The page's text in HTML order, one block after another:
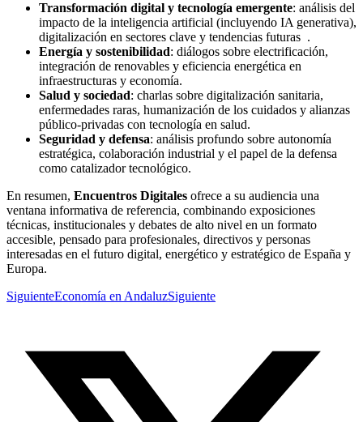
Transformación digital y tecnología emergente: análisis del
impacto de la inteligencia artificial (incluyendo IA generativa),
digitalización en sectores clave y tendencias futuras .
Energía y sostenibilidad: diálogos sobre electrificación,
integración de renovables y eficiencia energética en
infraestructuras y economía.
Salud y sociedad: charlas sobre digitalización sanitaria,
enfermedades raras, humanización de los cuidados y alianzas
público‑privadas con tecnología en salud.
Seguridad y defensa: análisis profundo sobre autonomía
estratégica, colaboración industrial y el papel de la defensa
como catalizador tecnológico.
En resumen, Encuentros Digitales ofrece a su audiencia una
ventana informativa de referencia, combinando exposiciones
técnicas, institucionales y debates de alto nivel en un formato
accesible, pensado para profesionales, directivos y personas
interesadas en el futuro digital, energético y estratégico de España y
Europa.
SiguienteEconomía en AndaluzSiguiente